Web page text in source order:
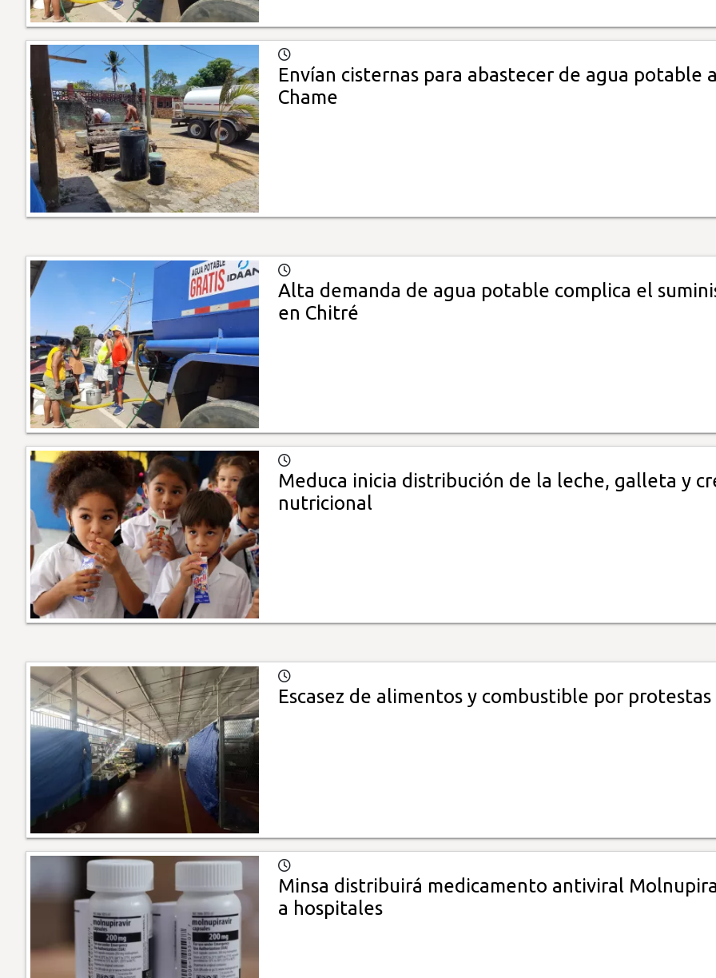
Envían cisternas para abastecer de agua potable
Chame
Alta demanda de agua potable complica el
en Chitré
Meduca inicia distribución de la leche, galleta y
nutricional
Escasez de alimentos y combustible por protestas
Minsa distribuirá medicamento antiviral
a hospitales